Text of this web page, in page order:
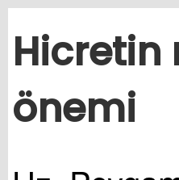
Hicretin
önemi